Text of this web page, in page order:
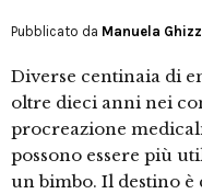
Pubblicato da Manuela
Diverse centinaia di
oltre dieci anni nei
procreazione
possono essere più
un bimbo. Il destino